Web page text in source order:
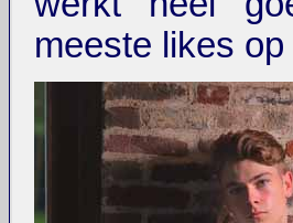
meeste likes